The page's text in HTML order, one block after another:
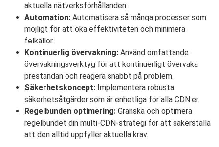
aktuella nätverksförhållanden.
Automation: Automatisera så många processer som
möjligt för att öka effektiviteten och minimera
felkällor.
Kontinuerlig övervakning: Använd omfattande
övervakningsverktyg för att kontinuerligt övervaka
prestandan och reagera snabbt på problem.
Säkerhetskoncept: Implementera robusta
säkerhetsåtgärder som är enhetliga för alla CDN:er.
Regelbunden optimering: Granska och optimera
regelbundet din multi-CDN-strategi för att säkerställa
att den alltid uppfyller aktuella krav.